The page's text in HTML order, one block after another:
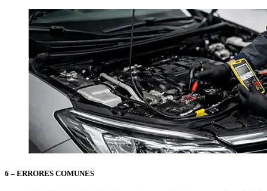
6 – ERRORES COMUNES